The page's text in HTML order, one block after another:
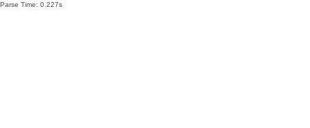
Parse Time: 0.227s